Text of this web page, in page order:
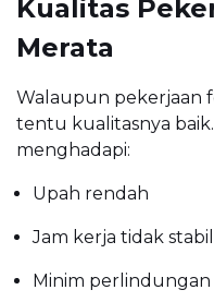
Kualitas
Merata
Walaupun pekerjaan
tentu kualitasnya
menghadapi:
Upah rendah
Jam kerja tidak stabil
Minim perlindungan